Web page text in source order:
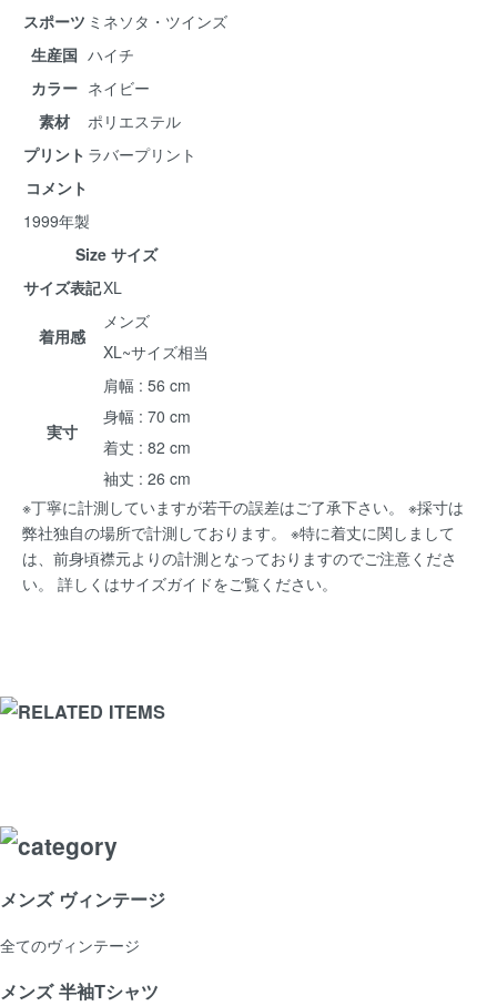
スポーツ ミネソタ・ツインズ
生産国 ハイチ
カラー ネイビー
素材
ポリエステル
プリント ラバープリント
コメント
1999年製
Size サイズ
サイズ表記XL
着用感
メンズ
XL~サイズ相当
実寸
肩幅 : 56 cm
身幅 : 70 cm
着丈 : 82 cm
袖丈 : 26 cm
※丁寧に計測していますが若干の誤差はご了承下さい。 ※採寸は
弊社独自の場所で計測しております。 ※特に着丈に関しまして
は、前身頃襟元よりの計測となっておりますのでご注意くださ
い。 詳しくはサイズガイドをご覧ください。
メンズ ヴィンテージ
全てのヴィンテージ
メンズ 半袖Tシャツ